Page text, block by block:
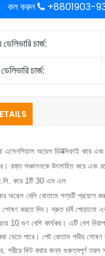
কল করুন
+8801903-
চার্জ:
চার্জ:
এসেনশিয়াল অয়েল ডিটক্সিফাই করে এবং
রক্ত সঞ্চালনকে উৎসাহিত করে এবং
করে 1টি 30 এম এল
অয়েল বেলি বোতামে পণ্যটি প্রয়োগ
শোষণ করতে দিন। দ্রুত চর্বি পোড়ানো
10 গুণ বেশি কার্যকর। এটি বেশ
যেতে পারে। পেট বোতাম গভীর শোষণ
শরীরে ফিট করার জন্য গুরুত্বপূর্ণ তরল